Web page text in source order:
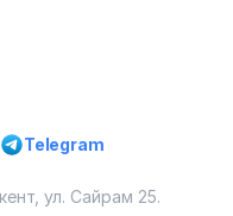
337 м
Telegram
ул. Сайрам 25.